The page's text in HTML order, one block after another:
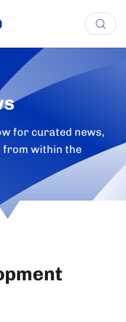
for curated news,
within the